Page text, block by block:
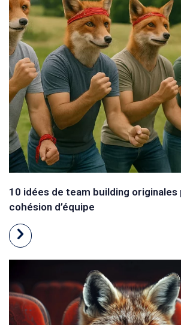
10 idées de team building
cohésion d’équipe